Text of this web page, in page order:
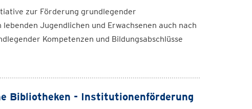
zur Förderung grundlegender
Jugendlichen und Erwachsenen auch nach
Kompetenzen und Bildungsabschlüsse
Bibliotheken - Institutionenförderung